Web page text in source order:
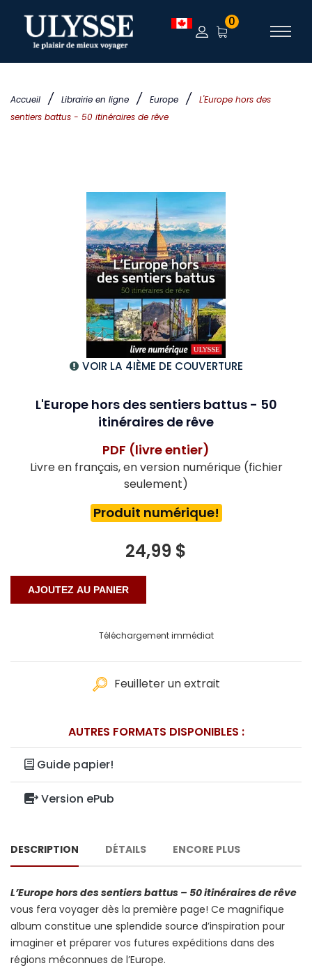
Accueil / Librairie en ligne / Europe /
L'Europe hors des
sentiers battus - 50 itinéraires de rêve
0
VOIR LA 4IÈME DE COUVERTURE
L'Europe hors des sentiers battus - 50
itinéraires de rêve
PDF (livre entier)
Livre en français, en version numérique (fichier
seulement)
Produit numérique!
24,99 $
Téléchargement immédiat
Feuilleter un extrait
AUTRES FORMATS DISPONIBLES :
Guide papier!
Version ePub
DESCRIPTION DÉTAILS ENCORE PLUS
L’Europe hors des sentiers battus – 50 itinéraires de rêve
vous fera voyager dès la première page! Ce magnifique
album constitue une splendide source d’inspiration pour
imaginer et préparer vos futures expéditions dans des
régions méconnues de l’Europe.